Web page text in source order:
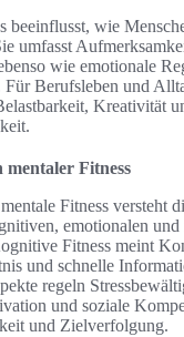
beeinflusst, wie
umfasst
wie emotionale
Berufsleben und
Kreativität
Fitness
Fitness versteht
emotionalen
Fitness meint
und schnelle
regeln
und soziale
und Zielverfolgung.